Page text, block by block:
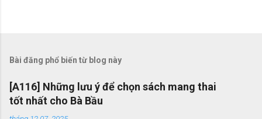
Bài đăng phổ biến từ blog này
[A116] Những lưu ý để chọn sách mang thai
tốt nhất cho Bà Bầu